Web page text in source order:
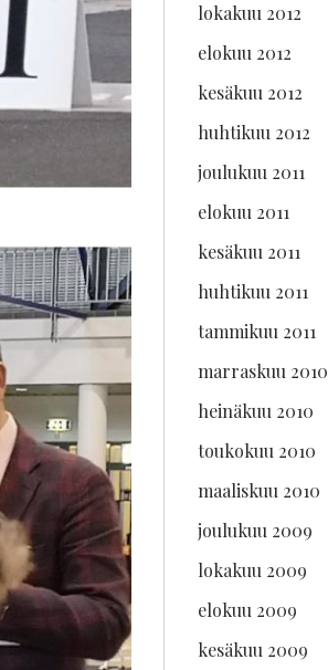
lokakuu 2012
elokuu 2012
kesäkuu 2012
huhtikuu 2012
joulukuu 2011
elokuu 2011
kesäkuu 2011
huhtikuu 2011
tammikuu 2011
marraskuu 2010
heinäkuu 2010
toukokuu 2010
maaliskuu 2010
joulukuu 2009
lokakuu 2009
elokuu 2009
kesäkuu 2009